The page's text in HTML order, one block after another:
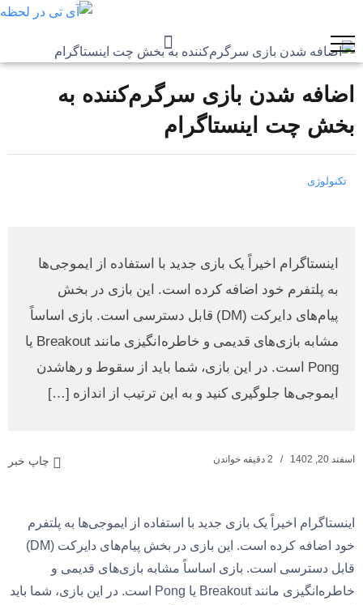
اضافه شدن بازی سرگرم‌کننده به
بخش چت اینستاگرام
تکنولوژی
اینستاگرام اخیراً یک بازی جدید با استفاده از ایموجی‌ها
به پلتفرم خود اضافه کرده است. این بازی در بخش
پیام‌های دایرکت (DM) قابل دسترسی است. بازی اساساً
مشابه بازی‌های قدیمی و خاطره‌انگیزی مانند Breakout یا
Pong است. در این بازی، شما باید از سقوط و رها‌شدن
ایموجی‌ها جلوگیری کنید و به این ترتیب از اندازه […]
اسفند 20, 1402 چاپ خبر
اینستاگرام اخیراً یک بازی جدید با استفاده از ایموجی‌ها به پلتفرم
خود اضافه کرده است. این بازی در بخش پیام‌های دایرکت (DM)
قابل دسترسی است. بازی اساساً مشابه بازی‌های قدیمی و
خاطره‌انگیزی مانند Breakout یا Pong است. در این بازی، شما باید